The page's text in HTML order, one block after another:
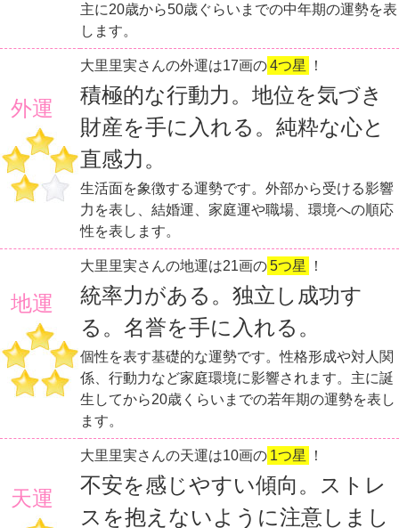
主に20歳から50歳ぐらいまでの中年期の運勢を表
します。
外運
大里里実さんの外運は17画の4つ星 ！
積極的な行動力。地位を気づき
財産を手に入れる。純粋な心と
直感力。
生活面を象徴する運勢です。外部から受ける影響
力を表し、結婚運、家庭運や職場、環境への順応
性を表します。
地運
大里里実さんの地運は21画の5つ星 ！
統率力がある。独立し成功す
る。名誉を手に入れる。
個性を表す基礎的な運勢です。性格形成や対人関
係、行動力など家庭環境に影響されます。主に誕
生してから20歳くらいまでの若年期の運勢を表し
ます。
天運
大里里実さんの天運は10画の 1つ星 ！
不安を感じやすい傾向。ストレ
スを抱えないように注意しまし